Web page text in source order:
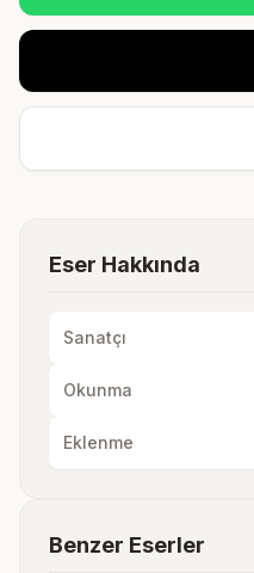
Eser Hakkında
Sanatçı
Okunma
Eklenme
Benzer Eserler